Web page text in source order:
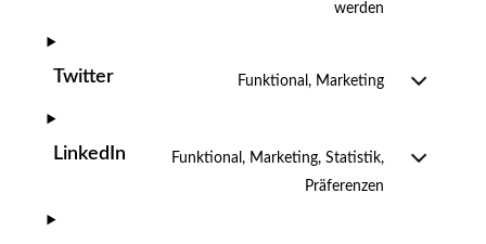
werden
Twitter Funktional, Marketing
LinkedIn
Funktional, Marketing, Statistik,
Präferenzen